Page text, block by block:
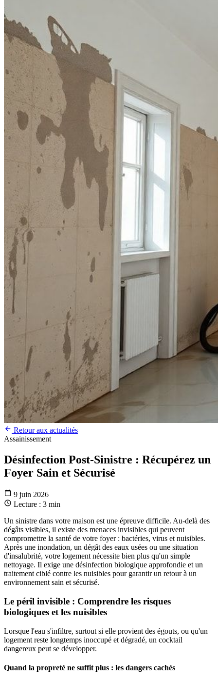
Retour aux actualités
Assainissement
Désinfection Post-Sinistre : Récupérez un
Foyer Sain et Sécurisé
9 juin 2026
Lecture : 3 min
Un sinistre dans votre maison est une épreuve difficile. Au-delà des
dégâts visibles, il existe des menaces invisibles qui peuvent
compromettre la santé de votre foyer : bactéries, virus et nuisibles.
Après une inondation, un dégât des eaux usées ou une situation
d'insalubrité, votre logement nécessite bien plus qu'un simple
nettoyage. Il exige une désinfection biologique approfondie et un
traitement ciblé contre les nuisibles pour garantir un retour à un
environnement sain et sécurisé.
Le péril invisible : Comprendre les risques
biologiques et les nuisibles
Lorsque l'eau s'infiltre, surtout si elle provient des égouts, ou qu'un
logement reste longtemps inoccupé et dégradé, un cocktail
dangereux peut se développer.
Quand la propreté ne suffit plus : les dangers cachés